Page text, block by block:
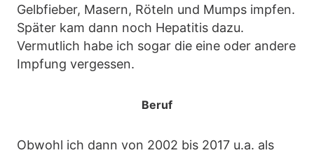
Gelbfieber, Masern, Röteln und Mumps impfen.
Später kam dann noch Hepatitis dazu.
Vermutlich habe ich sogar die eine oder andere
Impfung vergessen.
Beruf
Obwohl ich dann von 2002 bis 2017 u.a. als